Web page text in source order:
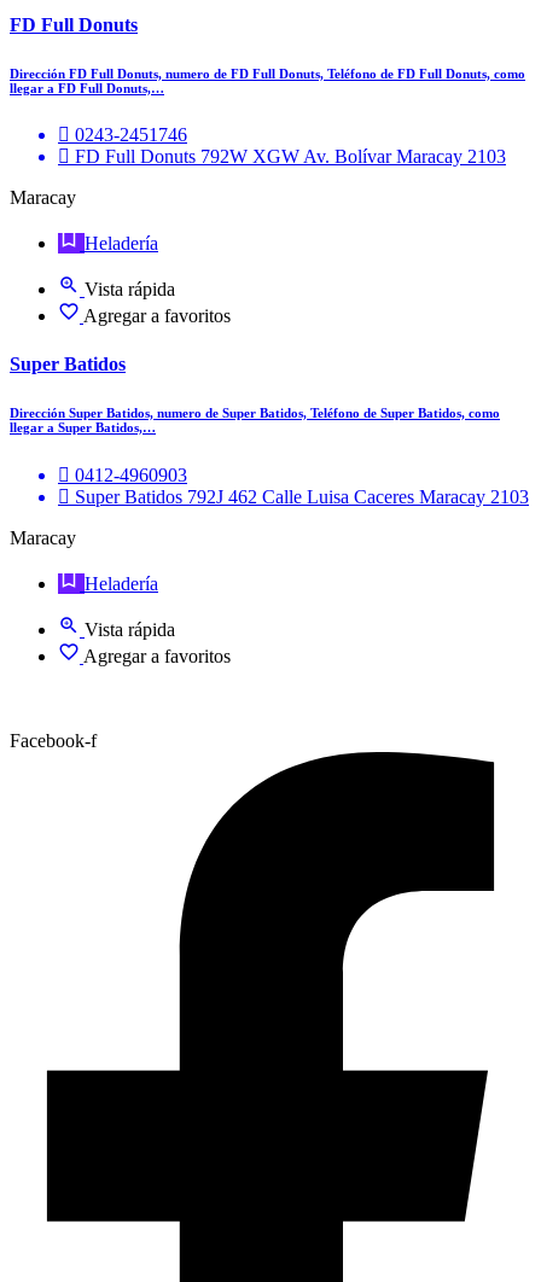
FD Full Donuts
Dirección FD Full Donuts, numero de FD Full Donuts, Teléfono de FD Full Donuts, como
llegar a FD Full Donuts,…
0243-2451746
FD Full Donuts 792W XGW Av. Bolívar Maracay 2103
Maracay
Heladería
Vista rápida
Agregar a favoritos
Super Batidos
Dirección Super Batidos, numero de Super Batidos, Teléfono de Super Batidos, como
llegar a Super Batidos,…
0412-4960903
Super Batidos 792J 462 Calle Luisa Caceres Maracay 2103
Maracay
Heladería
Vista rápida
Agregar a favoritos
Facebook-f